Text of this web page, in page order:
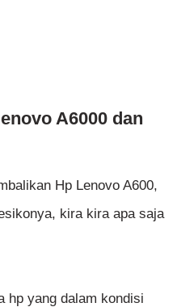
A6000 dan
Hp Lenovo A600,
kira kira apa saja
hp yang dalam kondisi